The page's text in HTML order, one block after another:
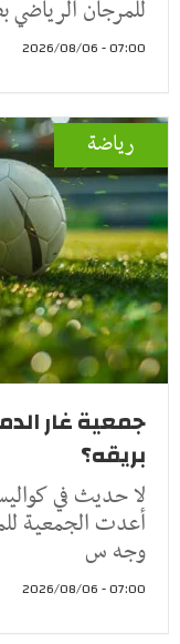
للمرجان الرياضي بطبرقة
07:00 - 2026/08/06
رياضة
جمعية غار
بريقه؟
لا حديث في
وجه س
07:00 - 2026/08/06